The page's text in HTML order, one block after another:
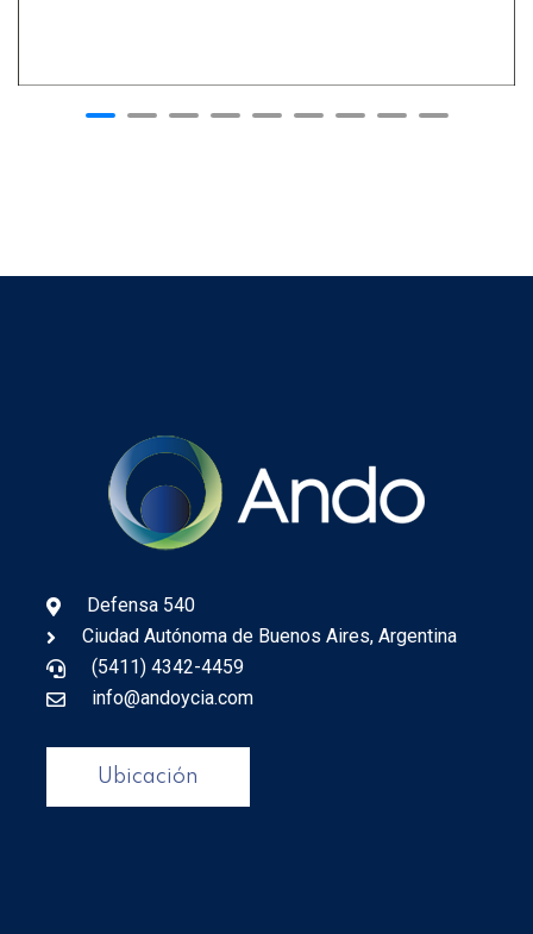
Defensa 540
Ciudad Autónoma de Buenos Aires, Argentina
(5411) 4342-4459
info@andoycia.com
Ubicación